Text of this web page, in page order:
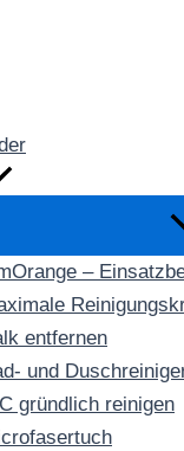
–
entfernen
und
gründlich reinigen